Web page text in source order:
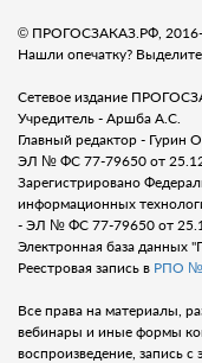
© ПРОГОСЗАКАЗ.РФ,
Нашли опечатку?
Сетевое издание
Учредитель - Аршба А.С.
Главный редактор - Гурин
ЭЛ № ФС 77-79650 от
Зарегистрировано
информационных
- ЭЛ № ФС 77-79650 от
Электронная база
Реестровая запись в РПО №
Все права на материалы,
вебинары и иные формы
воспроизведение, запись